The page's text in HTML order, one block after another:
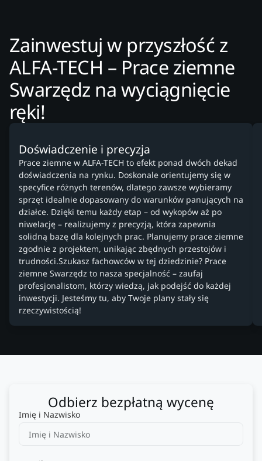
Zainwestuj w przyszłość z
ALFA-TECH – Prace ziemne
Swarzędz na wyciągnięcie
ręki!
Doświadczenie i precyzja
Prace ziemne w ALFA-TECH to efekt ponad dwóch dekad
doświadczenia na rynku. Doskonale orientujemy się w
specyfice różnych terenów, dlatego zawsze wybieramy
sprzęt idealnie dopasowany do warunków panujących na
działce. Dzięki temu każdy etap – od wykopów aż po
niwelację – realizujemy z precyzją, która zapewnia
solidną bazę dla kolejnych prac. Planujemy prace ziemne
zgodnie z projektem, unikając zbędnych przestojów i
trudności.Szukasz fachowców w tej dziedzinie? Prace
ziemne Swarzędz to nasza specjalność – zaufaj
profesjonalistom, którzy wiedzą, jak podejść do każdej
inwestycji. Jesteśmy tu, aby Twoje plany stały się
rzeczywistością!
Odbierz bezpłatną wycenę
Imię i Nazwisko